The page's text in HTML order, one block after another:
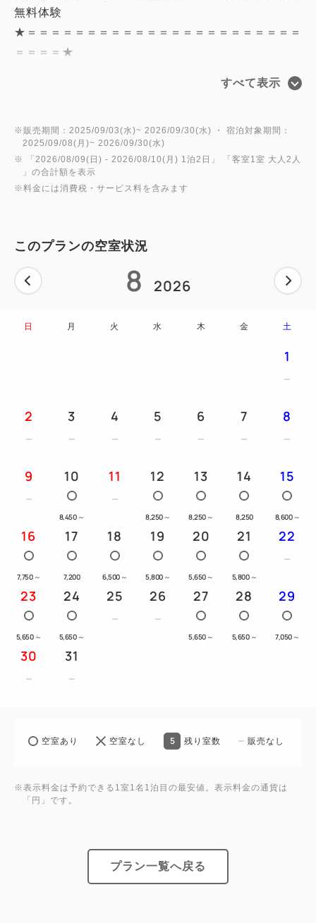
無料体験
★＝＝＝＝＝＝＝＝＝＝＝＝＝＝＝＝＝＝＝＝＝＝＝
＝＝＝＝★
■プレミアムラウンジ【茶論-さろん- 憩】■
すひととき。
通常は上位客室のお客様のみが許される「隠れ家」
を、
今だけ特別にご体験いただけます。
夜は京都らしいおばんざいとお酒で、ゆったりと更け
ゆく夜を。
目の前に広がる伝統美と、セルフサービスで自由に楽
日常を忘れさせる“極上の都時間”を演出します。
■全室【独立型バス＆トイレ】！広々とした浴槽でゆ
ったり
■【寺町商店街内】に位置し、雨に濡れずに観光でき
ます♪
■地下鉄「京都市役所前駅」徒歩4分・京阪「三条
やすい立地
■寝具は英国王室御用達の「スランバーランド社製」
■チェックイン14時、チェックアウト11時のゆったり
━━朝食のご案内━━
京都産の食材を中心に、素材そのものの美味しさを味
すべて表示
※販売期間：2025/09/03(水)~ 2026/09/30(水) ・ 宿泊対象期間：
2025/09/08(月)~ 2026/09/30(水)
※ 「 2026/08/09(日) - 2026/08/10(月) 1泊2日 」 「客室1室 大人2人
」の合計額を表示
※料金には消費税・サービス料を含みます
このプランの空室状況
8 2026
日 月 火 水 木 金 土
1
2 3 4 5 6 7 8
9 10
8,450 ～
11 12
8,250 ～
13
8,250 ～
14
8,250
15
8,600 ～
16
7,750 ～
17
7,200
18
6,500 ～
19
5,800 ～
20
5,650 ～
21
5,800 ～
22
23
5,650 ～
24
5,650 ～
25 26 27
5,650 ～
28
5,650 ～
29
7,050 ～
30 31
空室あり 空室なし 5 残り室数 販売なし
※表示料金は予約できる1室1名1泊目の最安値。表示料金の通貨は
「円」です。
プラン一覧へ戻る